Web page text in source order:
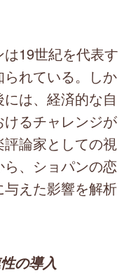
19世紀を代表す
れている。しか
は、経済的な自
るチャレンジが
論家としての視
、ショパンの恋
えた影響を解析
の導入